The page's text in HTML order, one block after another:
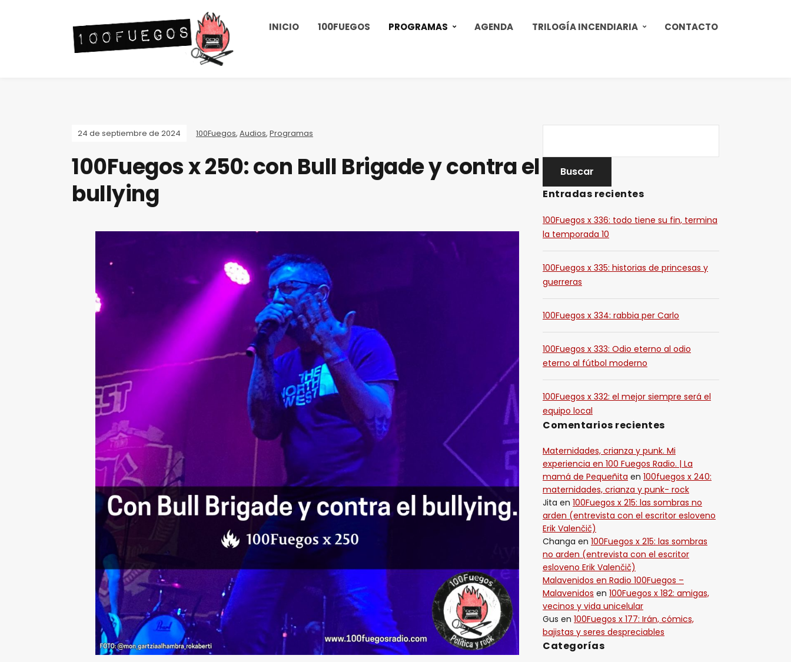
INICIO 100FUEGOS PROGRAMAS AGENDA TRILOGÍA INCENDIARIA CONTACTO
24 de septiembre de 2024 100Fuegos, Audios, Programas
100Fuegos x 250: con Bull Brigade y contra el
bullying
Entradas recientes
100Fuegos x 336: todo tiene su fin, termina
la temporada 10
100Fuegos x 335: historias de princesas y
guerreras
100Fuegos x 334: rabbia per Carlo
100Fuegos x 333: Odio eterno al odio
eterno al fútbol moderno
100Fuegos x 332: el mejor siempre será el
equipo local
Comentarios recientes
Maternidades, crianza y punk. Mi
experiencia en 100 Fuegos Radio. | La
mamá de Pequeñita en 100fuegos x 240:
maternidades, crianza y punk- rock
Jita en 100Fuegos x 215: las sombras no
arden (entrevista con el escritor esloveno
Erik Valenčič)
Changa en 100Fuegos x 215: las sombras
no arden (entrevista con el escritor
esloveno Erik Valenčič)
Malavenidos en Radio 100Fuegos –
Malavenidos en 100Fuegos x 182: amigas,
vecinos y vida unicelular
Gus en 100Fuegos x 177: Irán, cómics,
bajistas y seres despreciables
Categorías